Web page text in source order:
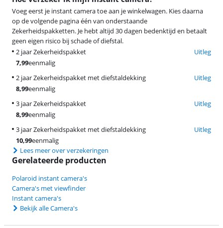
Voeg eerst je instant camera toe aan je winkelwagen. Kies daarna
op de volgende pagina één van onderstaande
Zekerheidspakketten. Je hebt altijd 30 dagen bedenktijd en betaalt
geen eigen risico bij schade of diefstal.
2 jaar Zekerheidspakket
Uitleg
7,99eenmalig
2 jaar Zekerheidspakket met diefstaldekking
Uitleg
8,99eenmalig
3 jaar Zekerheidspakket
Uitleg
8,99eenmalig
3 jaar Zekerheidspakket met diefstaldekking
Uitleg
10,99eenmalig
Lees meer over verzekeringen
Gerelateerde producten
Polaroid instant camera's
Camera's met viewfinder
Instant camera's
Bekijk alle Camera's